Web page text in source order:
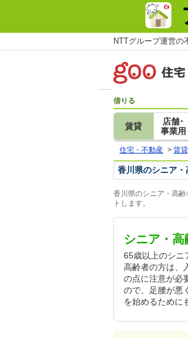
NTTグループ運営の
借りる
賃貸
店舗･
事業用
住宅・不動産 > 賃貸
香川県のシニア
香川県のシニア・高
トします。
シニア・
65歳以上のシニ
高齢者の方は、
の点に注意が必
ので、足腰が悪
を始めるために